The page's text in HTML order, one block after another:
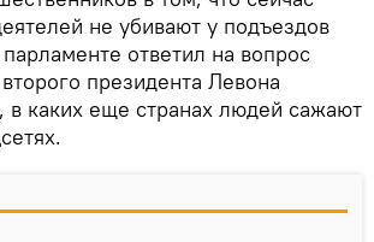
не убивают у подъездов
ответил на вопрос
президента Левона
в каких еще странах людей сажают